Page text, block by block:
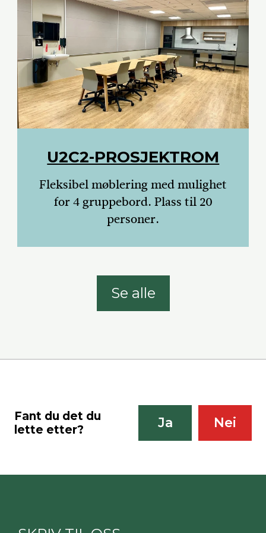
U2C2-PROSJEKTROM
Fleksibel møblering med mulighet
for 4 gruppebord. Plass til 20
personer.
Se alle
Fant du det du
lette etter?
Ja Nei